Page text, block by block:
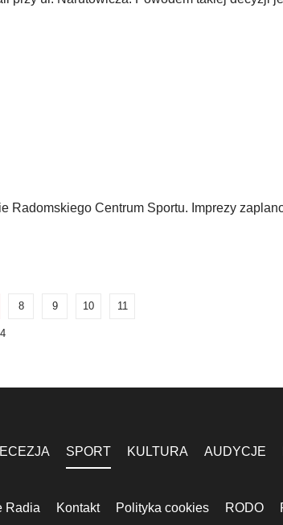
Radomskiego Centrum Sportu. Imprezy
8 9 10 11
SPORT KULTURA AUDYCJE
Radia Kontakt Polityka cookies RODO